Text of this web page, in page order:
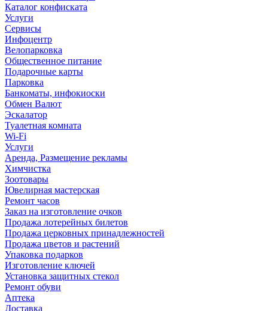
Каталог конфиската
Услуги
Сервисы
Инфоцентр
Велопарковка
Общественное питание
Подарочные карты
Парковка
Банкоматы, инфокиоски
Обмен Валют
Эскалатор
Туалетная комната
Wi-Fi
Услуги
Аренда, Размещение рекламы
Химчистка
Зоотовары
Ювелирная мастерская
Ремонт часов
Заказ на изготовление очков
Продажа лотерейных билетов
Продажа церковных принадлежностей
Продажа цветов и растений
Упаковка подарков
Изготовление ключей
Установка защитных стекол
Ремонт обуви
Аптека
Доставка